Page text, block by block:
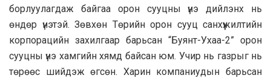
борлуулагдаж байгаа орон сууцны үнэ дийлэнх нь
өндөр үнэтэй. Зөвхөн Төрийн орон сууц санхүүжилтийн
корпорацийн захилгаар барьсан “Буянт-Ухаа-2” орон
сууцны үнэ хамгийн хямд байсан юм. Учир нь газрыг нь
төрөөс шийдэж өгсөн. Харин компаниудын барьсан